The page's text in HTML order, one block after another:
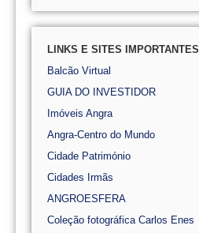
LINKS E SITES IMPORTANTES
Balcão Virtual
GUIA DO INVESTIDOR
Imóveis Angra
Angra-Centro do Mundo
Cidade Património
Cidades Irmãs
ANGROESFERA
Coleção fotográfica Carlos Enes